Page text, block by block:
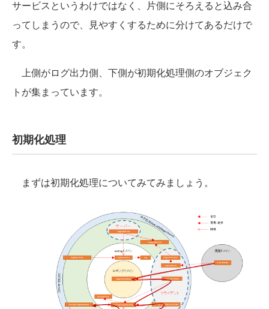
サービスというわけではなく、片側にそろえると込み合
ってしまうので、見やすくするために分けてあるだけで
す。
上側がログ出力側、下側が初期化処理側のオブジェク
トが集まっています。
初期化処理
まずは初期化処理についてみてみましょう。